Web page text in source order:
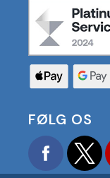
FØLG OS
Facebook